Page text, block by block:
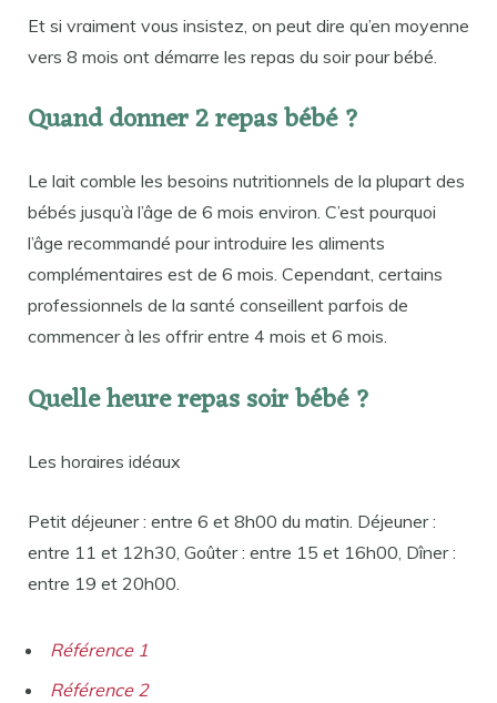
Et si vraiment vous insistez, on peut dire qu’en moyenne
vers 8 mois ont démarre les repas du soir pour bébé.
Quand donner 2 repas bébé ?
Le lait comble les besoins nutritionnels de la plupart des
bébés jusqu’à l’âge de 6 mois environ. C’est pourquoi
l’âge recommandé pour introduire les aliments
complémentaires est de 6 mois. Cependant, certains
professionnels de la santé conseillent parfois de
commencer à les offrir entre 4 mois et 6 mois.
Quelle heure repas soir bébé ?
Les horaires idéaux
Petit déjeuner : entre 6 et 8h00 du matin. Déjeuner :
entre 11 et 12h30, Goûter : entre 15 et 16h00, Dîner :
entre 19 et 20h00.
Référence 1
Référence 2